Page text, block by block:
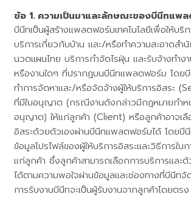
ความเป็นมาและลักษณะของบีนีทแพ
บีนีทเป็นผู้สร้างแพลตฟอร์มเทคโนโลยีเพื่อให้บริ
บริการเกี่ยวกับบ้าน และ/หรือทำความสะอาดสำ
นวดแผนไทย บริการกำจัดไรฝุ่น และรับจ้างทำง
หรืองานใดๆ ที่ปรากฏบนบีนีทแพลตฟอร์ม โดย
ทำการจัดหาและ/หรือจัดจ้างผู้ให้บริการอิสระ
ที่มีใบอนุญาต (กรณีงานดังกล่าวมีกฎหมายกำห
อนุญาต) ให้แก่ลูกค้า (Client) หรือลูกค้าอาจเลื
อิสระด้วยตัวเองผ่านบีนีทแพลตฟอร์มได้ โดยบี
ข้อมูลโปรไฟล์ของผู้ให้บริการอิสระและวิธีการใน
แก่ลูกค้า ซึ่งลูกค้าสามารถเลือกการบริการและตั
ได้ตามความพอใจผ่านข้อมูลและช่องทางที่บีนีทจั
การรับงานบีนีทจะเป็นผู้รับงานจากลูกค้าโดยตรง